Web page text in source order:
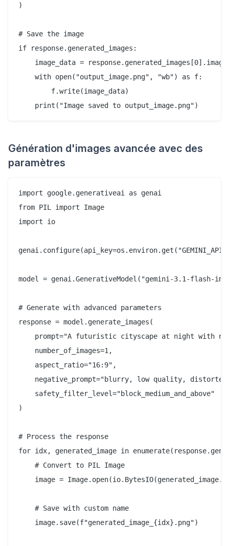
)
# Save the image
if response.generated_images:
image_data =
    with open("output_image.png", "wb") as f:
        f.write(image_data)
Génération d'images avancée avec des
paramètres
import google.generativeai as genai
from PIL import Image
import io
model = genai.GenerativeModel("gemini-3.1-flash-
# Generate with advanced parameters
response = model.generate_images(
prompt="A futuristic cityscape at night with
    number_of_images=1,
    aspect_ratio="16:9",
negative_prompt="blurry, low quality,
    safety_filter_level="block_medium_and_above"
)
# Process the response
for idx, generated_image in
    # Convert to PIL Image
image =
    # Save with custom name
    image.save(f"generated_image_{idx}.png")